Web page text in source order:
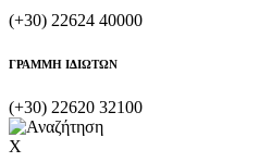
(+30) 22624 40000
ΓΡΑΜΜΗ ΙΔΙΩΤΩΝ
(+30) 22620 32100
X